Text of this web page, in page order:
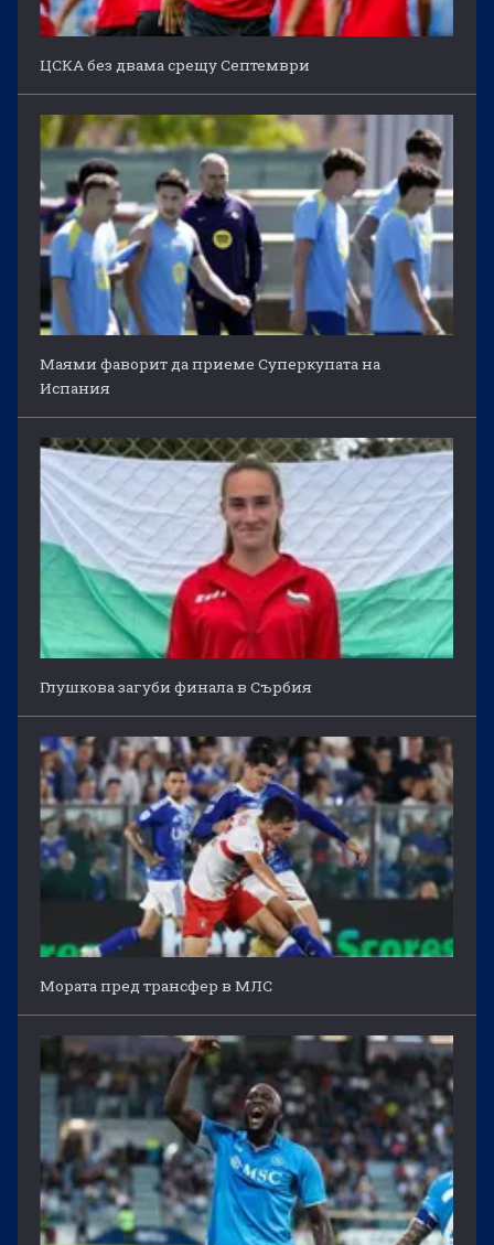
ЦСКА без двама срещу Септември
Маями фаворит да приеме Суперкупата на
Испания
Глушкова загуби финала в Сърбия
Мората пред трансфер в МЛС